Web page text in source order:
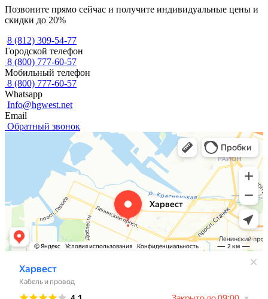
Позвоните прямо сейчас и получите индивидуальные цены и
скидки до 20%
8 (812) 309-54-77
Городской телефон
8 (800) 777-60-57
Мобильный телефон
8 (800) 777-60-57
Whatsapp
Info@hgwest.net
Email
Обратный звонок